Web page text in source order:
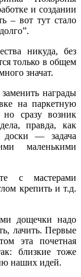
и создании
– вот тут стало
никуда, без
только в общем
значат.
награды
на паркетную
сразу возник
правда, как
доски — задача
маленькими
с мастерами
крепить и т.д.
дощечки надо
лачить. Первые
эта почетная
близкие тоже
наших идей.